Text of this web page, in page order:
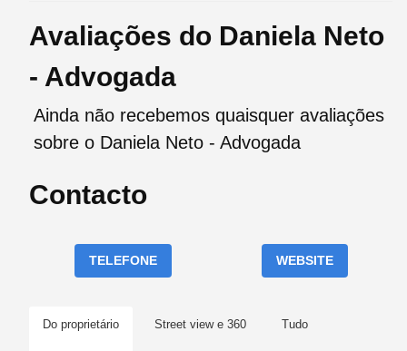
Avaliações do Daniela Neto
- Advogada
Ainda não recebemos quaisquer avaliações
sobre o Daniela Neto - Advogada
Contacto
TELEFONE WEBSITE
Do proprietário Street view e 360 Tudo